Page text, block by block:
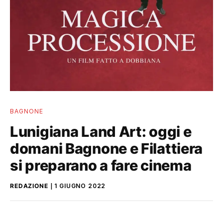
BAGNONE
Lunigiana Land Art: oggi e
domani Bagnone e Filattiera
si preparano a fare cinema
REDAZIONE 1 GIUGNO 2022